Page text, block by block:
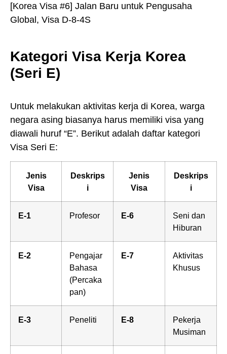
[Korea Visa #6] Jalan Baru untuk Pengusaha
Global, Visa D-8-4S
Kategori Visa Kerja Korea
(Seri E)
Untuk melakukan aktivitas kerja di Korea, warga
negara asing biasanya harus memiliki visa yang
diawali huruf “E”. Berikut adalah daftar kategori
Visa Seri E:
Jenis
Visa
Deskrips
i
Jenis
Visa
Deskrips
i
E-1 Profesor E-6
Seni dan
Hiburan
E-2
Pengajar
Bahasa
(Percaka
pan)
E-7
Aktivitas
Khusus
E-3 Peneliti E-8
Pekerja
Musiman